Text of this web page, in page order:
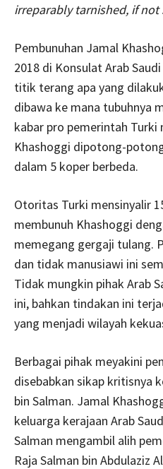
irreparably tarnished, if not
Pembunuhan Jamal
2018 di Konsulat Arab
titik terang apa yang
dibawa ke mana tubuhnya
kabar pro pemerintah Turki
Khashoggi dipotong-
dalam 5 koper berbeda.
Otoritas Turki mensinyalir
membunuh Khashoggi
memegang gergaji tulang.
dan tidak manusiawi ini
Tidak mungkin pihak Arab
ini, bahkan tindakan ini
yang menjadi wilayah
Berbagai pihak meyakini
disebabkan sikap kritisnya
bin Salman. Jamal
keluarga kerajaan Arab
Salman mengambil alih
Raja Salman bin Abdulaziz